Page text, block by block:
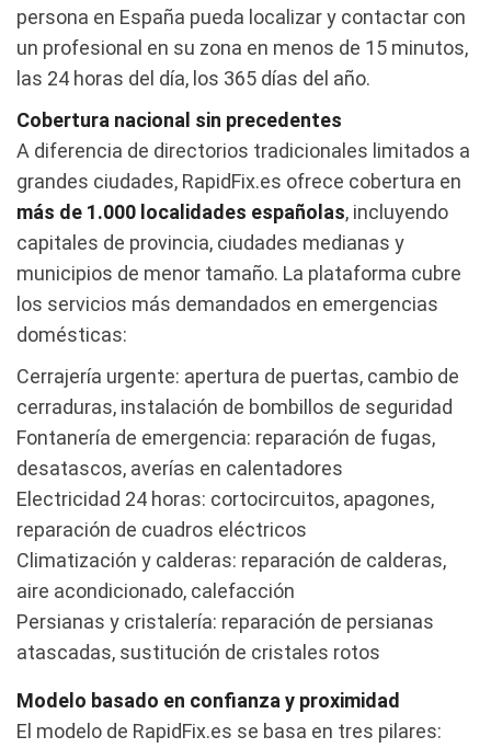
persona en España pueda localizar y contactar con
un profesional en su zona en menos de 15 minutos,
las 24 horas del día, los 365 días del año.
Cobertura nacional sin precedentes
A diferencia de directorios tradicionales limitados a
grandes ciudades, RapidFix.es ofrece cobertura en
más de 1.000 localidades españolas, incluyendo
capitales de provincia, ciudades medianas y
municipios de menor tamaño. La plataforma cubre
los servicios más demandados en emergencias
domésticas:
Cerrajería urgente: apertura de puertas, cambio de
cerraduras, instalación de bombillos de seguridad
Fontanería de emergencia: reparación de fugas,
desatascos, averías en calentadores
Electricidad 24 horas: cortocircuitos, apagones,
reparación de cuadros eléctricos
Climatización y calderas: reparación de calderas,
aire acondicionado, calefacción
Persianas y cristalería: reparación de persianas
atascadas, sustitución de cristales rotos
Modelo basado en confianza y proximidad
El modelo de RapidFix.es se basa en tres pilares: